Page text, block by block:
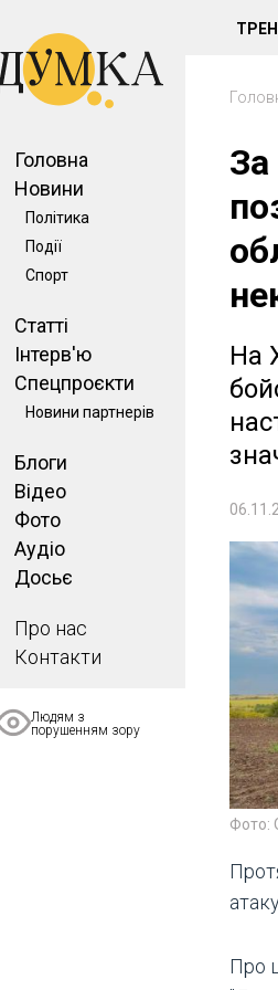
Головна
Новини
Політика
Події
Спорт
Статті
Інтерв'ю
Спецпроєкти
Новини партнерів
Блоги
Відео
Фото
Аудіо
Досьє
Про нас
Контакти
Людям з
порушенням зору
За
На
Фото:
Про